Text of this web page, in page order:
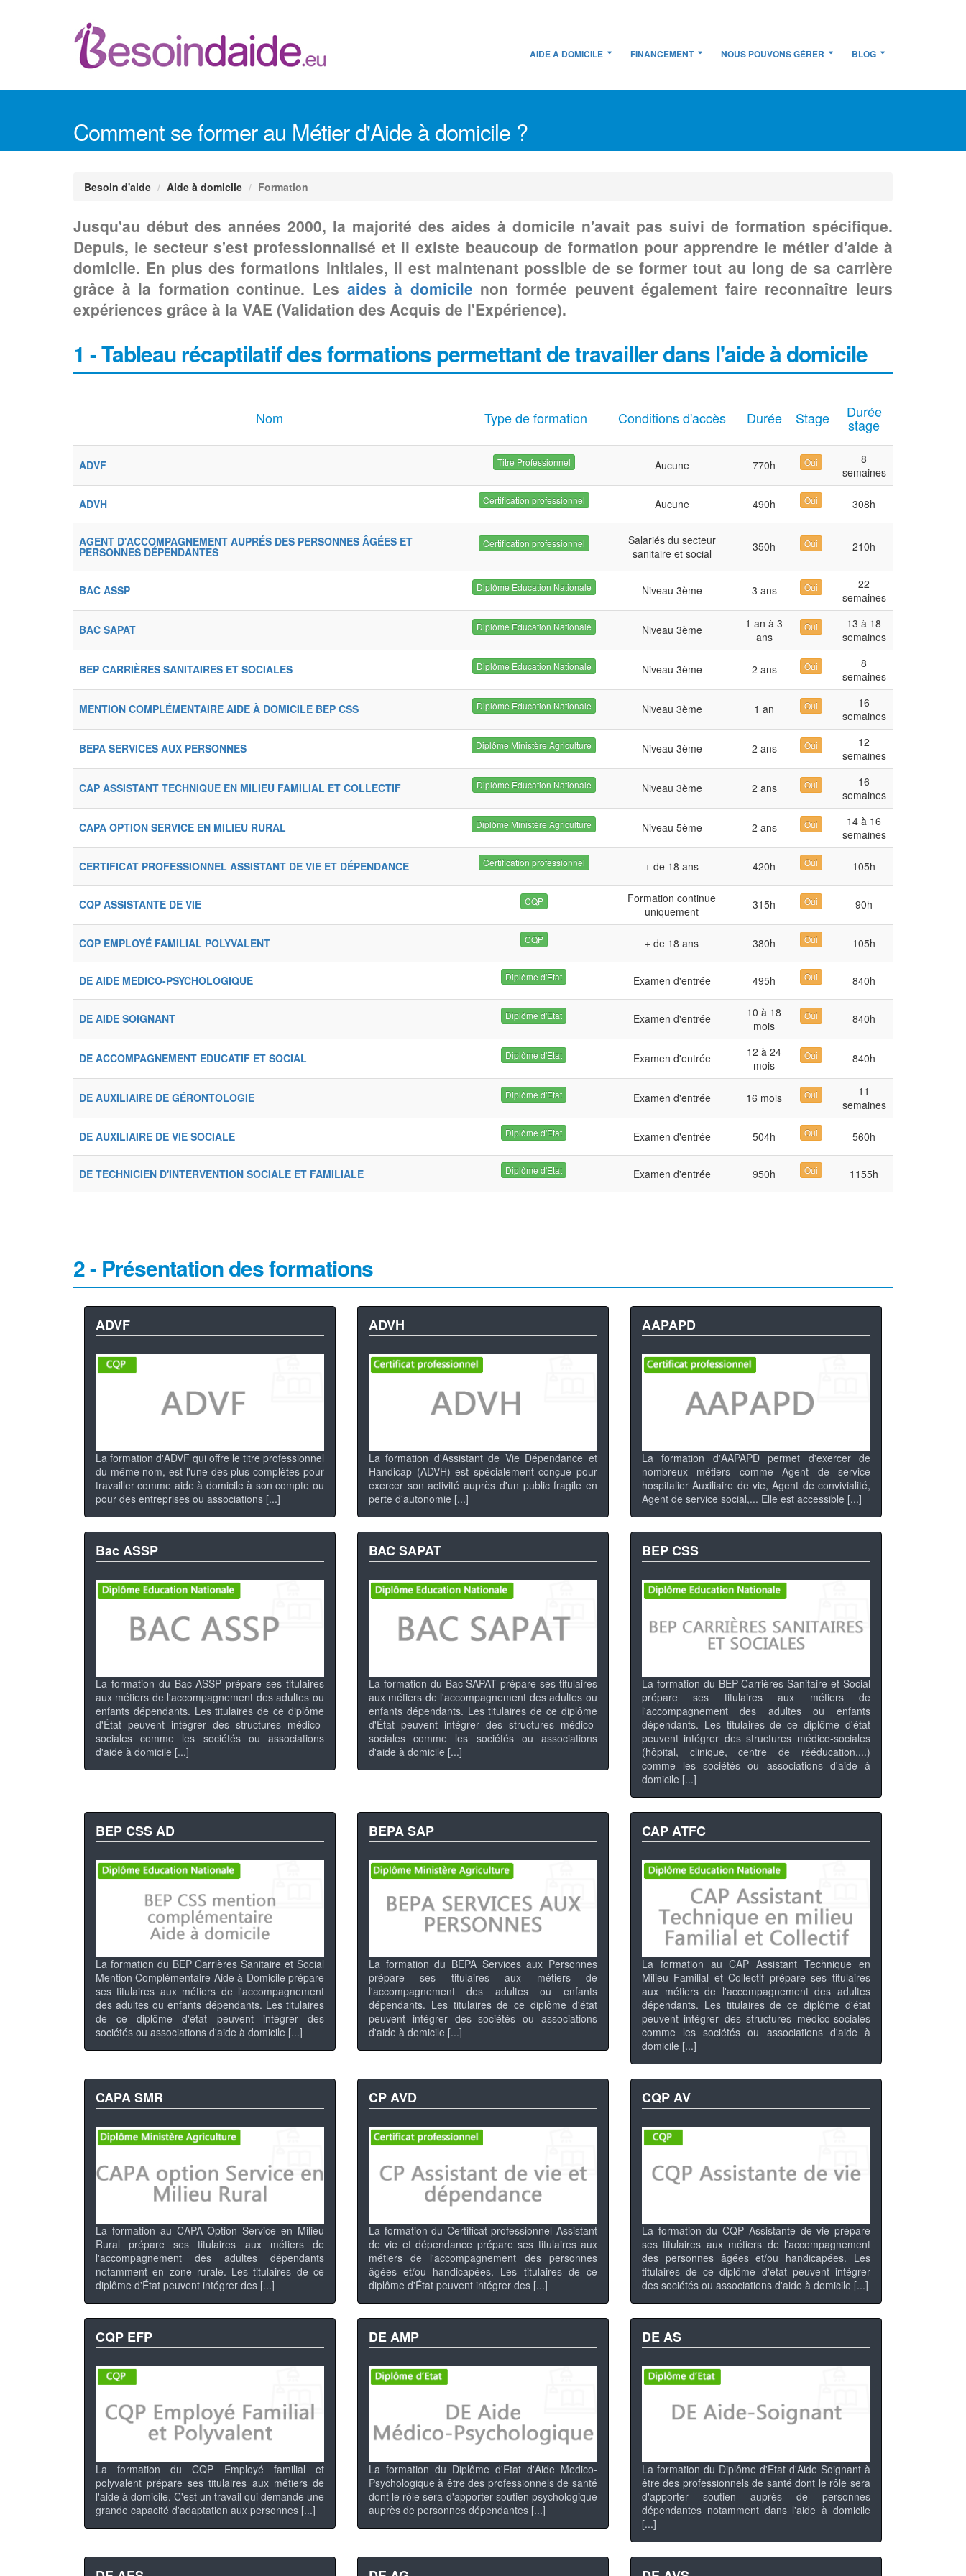
AIDE À DOMICILE FINANCEMENT NOUS POUVONS GÉRER BLOG
Comment se former au Métier d'Aide à domicile ?
Besoin d'aide Aide à domicile Formation
Jusqu'au début des années 2000, la majorité des aides à domicile n'avait pas suivi de formation spécifique.
Depuis, le secteur s'est professionnalisé et il existe beaucoup de formation pour apprendre le métier d'aide à
domicile. En plus des formations initiales, il est maintenant possible de se former tout au long de sa carrière
grâce à la formation continue. Les aides à domicile non formée peuvent également faire reconnaître leurs
expériences grâce à la VAE (Validation des Acquis de l'Expérience).
1 - Tableau récaptilatif des formations permettant de travailler dans l'aide à domicile
Nom Type de formation Conditions d'accès Durée Stage Durée
stage
ADVF Titre Professionnel Aucune 770h Oui
8
semaines
ADVH Certification professionnel Aucune 490h Oui 308h
AGENT D'ACCOMPAGNEMENT AUPRÉS DES PERSONNES ÂGÉES ET
PERSONNES DÉPENDANTES
Certification professionnel
Salariés du secteur
sanitaire et social
350h Oui 210h
BAC ASSP Diplôme Education Nationale Niveau 3ème 3 ans Oui
22
semaines
BAC SAPAT Diplôme Education Nationale Niveau 3ème
1 an à 3
ans
Oui
13 à 18
semaines
BEP CARRIÈRES SANITAIRES ET SOCIALES Diplôme Education Nationale Niveau 3ème 2 ans Oui
8
semaines
MENTION COMPLÉMENTAIRE AIDE À DOMICILE BEP CSS Diplôme Education Nationale Niveau 3ème 1 an Oui
16
semaines
BEPA SERVICES AUX PERSONNES Diplôme Ministère Agriculture Niveau 3ème 2 ans Oui
12
semaines
CAP ASSISTANT TECHNIQUE EN MILIEU FAMILIAL ET COLLECTIF Diplôme Education Nationale Niveau 3ème 2 ans Oui
16
semaines
CAPA OPTION SERVICE EN MILIEU RURAL Diplôme Ministère Agriculture Niveau 5ème 2 ans Oui
14 à 16
semaines
CERTIFICAT PROFESSIONNEL ASSISTANT DE VIE ET DÉPENDANCE Certification professionnel + de 18 ans 420h Oui 105h
CQP ASSISTANTE DE VIE CQP
Formation continue
uniquement
315h Oui 90h
CQP EMPLOYÉ FAMILIAL POLYVALENT CQP + de 18 ans 380h Oui 105h
DE AIDE MEDICO-PSYCHOLOGIQUE Diplôme d'Etat Examen d'entrée 495h Oui 840h
DE AIDE SOIGNANT Diplôme d'Etat Examen d'entrée
10 à 18
mois
Oui 840h
DE ACCOMPAGNEMENT EDUCATIF ET SOCIAL Diplôme d'Etat Examen d'entrée
12 à 24
mois
Oui 840h
DE AUXILIAIRE DE GÉRONTOLOGIE Diplôme d'Etat Examen d'entrée 16 mois Oui
11
semaines
DE AUXILIAIRE DE VIE SOCIALE Diplôme d'Etat Examen d'entrée 504h Oui 560h
DE TECHNICIEN D'INTERVENTION SOCIALE ET FAMILIALE Diplôme d'Etat Examen d'entrée 950h Oui 1155h
2 - Présentation des formations
ADVF
La formation d'ADVF qui offre le titre professionnel
du même nom, est l'une des plus complètes pour
travailler comme aide à domicile à son compte ou
pour des entreprises ou associations [...]
ADVH
La formation d'Assistant de Vie Dépendance et
Handicap (ADVH) est spécialement conçue pour
exercer son activité auprès d'un public fragile en
perte d'autonomie [...]
AAPAPD
La formation d'AAPAPD permet d'exercer de
nombreux métiers comme Agent de service
hospitalier Auxiliaire de vie, Agent de convivialité,
Agent de service social,... Elle est accessible [...]
Bac ASSP
La formation du Bac ASSP prépare ses titulaires
aux métiers de l'accompagnement des adultes ou
enfants dépendants. Les titulaires de ce diplôme
d'État peuvent intégrer des structures médico-
sociales comme les sociétés ou associations
d'aide à domicile [...]
BAC SAPAT
La formation du Bac SAPAT prépare ses titulaires
aux métiers de l'accompagnement des adultes ou
enfants dépendants. Les titulaires de ce diplôme
d'État peuvent intégrer des structures médico-
sociales comme les sociétés ou associations
d'aide à domicile [...]
BEP CSS
La formation du BEP Carrières Sanitaire et Social
prépare ses titulaires aux métiers de
l'accompagnement des adultes ou enfants
dépendants. Les titulaires de ce diplôme d'état
peuvent intégrer des structures médico-sociales
(hôpital, clinique, centre de rééducation,...)
comme les sociétés ou associations d'aide à
domicile [...]
BEP CSS AD
La formation du BEP Carrières Sanitaire et Social
Mention Complémentaire Aide à Domicile prépare
ses titulaires aux métiers de l'accompagnement
des adultes ou enfants dépendants. Les titulaires
de ce diplôme d'état peuvent intégrer des
sociétés ou associations d'aide à domicile [...]
BEPA SAP
La formation du BEPA Services aux Personnes
prépare ses titulaires aux métiers de
l'accompagnement des adultes ou enfants
dépendants. Les titulaires de ce diplôme d'état
peuvent intégrer des sociétés ou associations
d'aide à domicile [...]
CAP ATFC
La formation au CAP Assistant Technique en
Milieu Familial et Collectif prépare ses titulaires
aux métiers de l'accompagnement des adultes
dépendants. Les titulaires de ce diplôme d'état
peuvent intégrer des structures médico-sociales
comme les sociétés ou associations d'aide à
domicile [...]
CAPA SMR
La formation au CAPA Option Service en Milieu
Rural prépare ses titulaires aux métiers de
l'accompagnement des adultes dépendants
notamment en zone rurale. Les titulaires de ce
diplôme d'État peuvent intégrer des [...]
CP AVD
La formation du Certificat professionnel Assistant
de vie et dépendance prépare ses titulaires aux
métiers de l'accompagnement des personnes
âgées et/ou handicapées. Les titulaires de ce
diplôme d'État peuvent intégrer des [...]
CQP AV
La formation du CQP Assistante de vie prépare
ses titulaires aux métiers de l'accompagnement
des personnes âgées et/ou handicapées. Les
titulaires de ce diplôme d'état peuvent intégrer
des sociétés ou associations d'aide à domicile [...]
CQP EFP
La formation du CQP Employé familial et
polyvalent prépare ses titulaires aux métiers de
l'aide à domicile. C'est un travail qui demande une
grande capacité d'adaptation aux personnes [...]
DE AMP
La formation du Diplôme d'Etat d'Aide Medico-
Psychologique à être des professionnels de santé
dont le rôle sera d'apporter soutien psychologique
auprès de personnes dépendantes [...]
DE AS
La formation du Diplôme d'Etat d'Aide Soignant à
être des professionnels de santé dont le rôle sera
d'apporter soutien auprès de personnes
dépendantes notamment dans l'aide à domicile
[...]